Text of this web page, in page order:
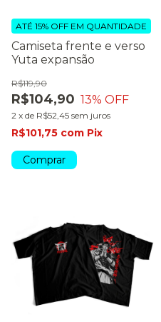
Camiseta frente e verso
Yuta expansão
R$104,90
R$119,90
13% OFF
2 x de R$52,45 sem juros
ATÉ 15% OFF EM QUANTIDADE
R$101,75 com Pix
Comprar